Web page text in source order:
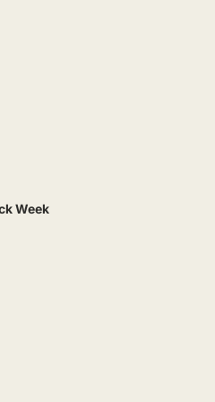
Week